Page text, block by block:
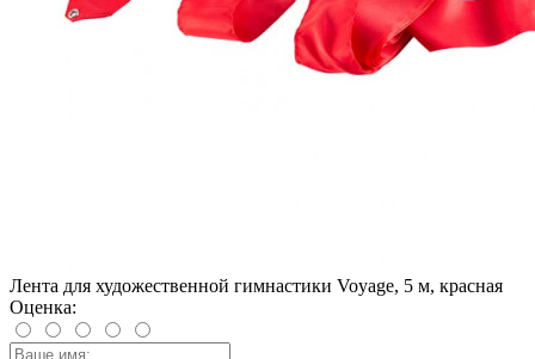
Лента для художественной гимнастики Voyage, 5 м, красная
Оценка: